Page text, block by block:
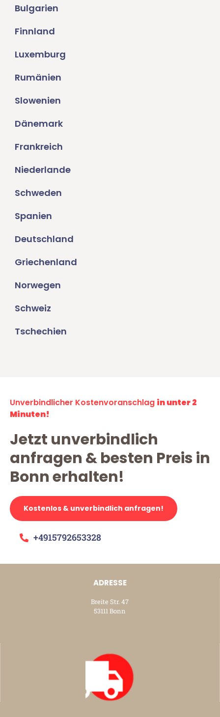
Bulgarien
Finnland
Luxemburg
Rumänien
Slowenien
Dänemark
Frankreich
Niederlande
Schweden
Spanien
Deutschland
Griechenland
Norwegen
Schweiz
Tschechien
Unverbindlicher Kostenvoranschlag in unter 2
Minuten!
Jetzt unverbindlich
anfragen & besten Preis in
Bonn erhalten!
Kostenlos & unverbindlich anfragen!
+4915792653328
ADRESSE
Breite Str. 47
53111 Bonn